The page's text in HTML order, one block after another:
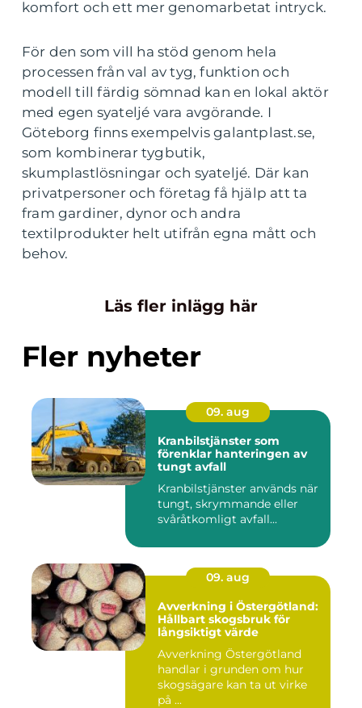
komfort och ett mer genomarbetat intryck.
För den som vill ha stöd genom hela
processen från val av tyg, funktion och
modell till färdig sömnad kan en lokal aktör
med egen syateljé vara avgörande. I
Göteborg finns exempelvis galantplast.se,
som kombinerar tygbutik,
skumplastlösningar och syateljé. Där kan
privatpersoner och företag få hjälp att ta
fram gardiner, dynor och andra
textilprodukter helt utifrån egna mått och
behov.
Läs fler inlägg här
Fler nyheter
09. aug
Kranbilstjänster som
förenklar hanteringen av
tungt avfall
Kranbilstjänster används när
tungt, skrymmande eller
svåråtkomligt avfall...
09. aug
Avverkning i Östergötland:
Hållbart skogsbruk för
långsiktigt värde
Avverkning Östergötland
handlar i grunden om hur
skogsägare kan ta ut virke
på ...